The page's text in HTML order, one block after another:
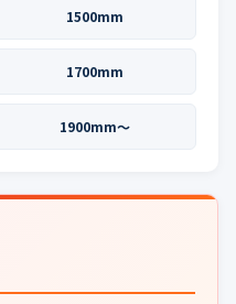
1500mm
1700mm
1900mm〜